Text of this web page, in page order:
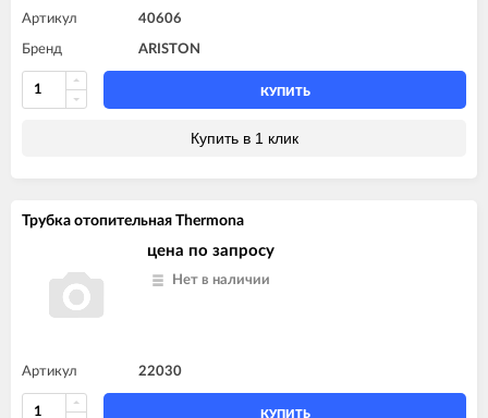
Артикул 40606
Бренд ARISTON
КУПИТЬ
Купить в 1 клик
Трубка отопительная Thermona
цена по запросу
Нет в наличии
Артикул 22030
КУПИТЬ